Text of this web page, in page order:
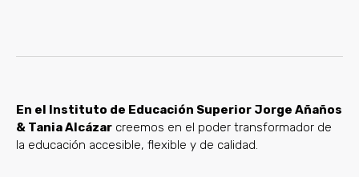
En el Instituto de Educación Superior Jorge Añaños
& Tania Alcázar creemos en el poder transformador de
la educación accesible, flexible y de calidad.